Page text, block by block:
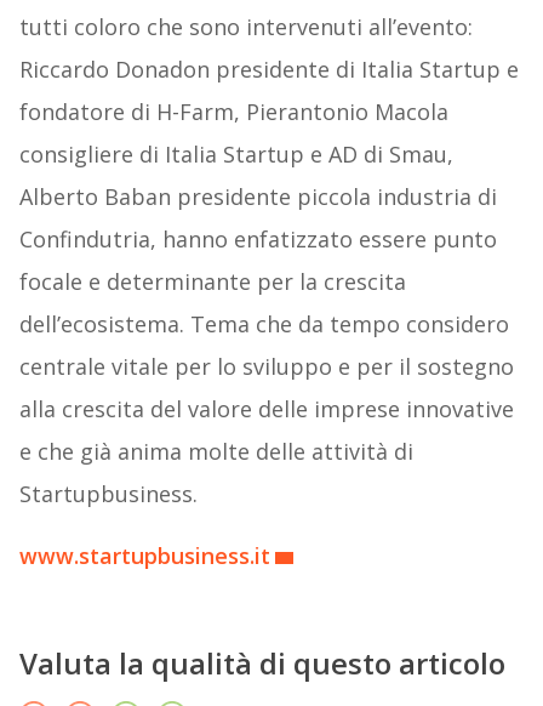
tutti coloro che sono intervenuti all’evento:
Riccardo Donadon presidente di Italia Startup e
fondatore di H-Farm, Pierantonio Macola
consigliere di Italia Startup e AD di Smau,
Alberto Baban presidente piccola industria di
Confindutria, hanno enfatizzato essere punto
focale e determinante per la crescita
dell’ecosistema. Tema che da tempo considero
centrale vitale per lo sviluppo e per il sostegno
alla crescita del valore delle imprese innovative
e che già anima molte delle attività di
Startupbusiness.
www.startupbusiness.it
Valuta la qualità di questo articolo